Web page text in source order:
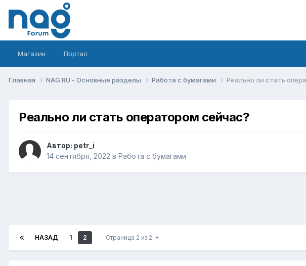
Магазин Портал
Главная NAG.RU - Основные разделы Работа с бумагами Реально ли стать
Реально ли стать оператором сейчас?
Автор: petr_i
14 сентября, 2022 в Работа с бумагами
НАЗАД 1 2 Страница 2 из 2